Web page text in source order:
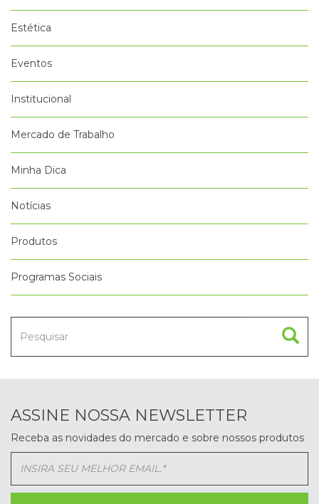
Estética
Eventos
Institucional
Mercado de Trabalho
Minha Dica
Notícias
Produtos
Programas Sociais
ASSINE NOSSA NEWSLETTER
Receba as novidades do mercado e sobre nossos produtos